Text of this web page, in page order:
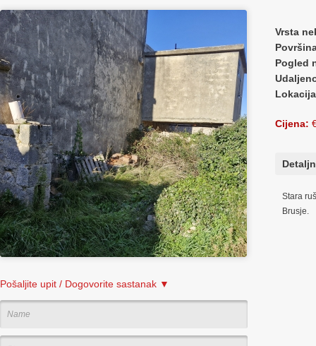
Pošaljite upit / Dogovorite sastanak ▼
Vrsta
Pogled
Cijena:
Stara
Brusje.